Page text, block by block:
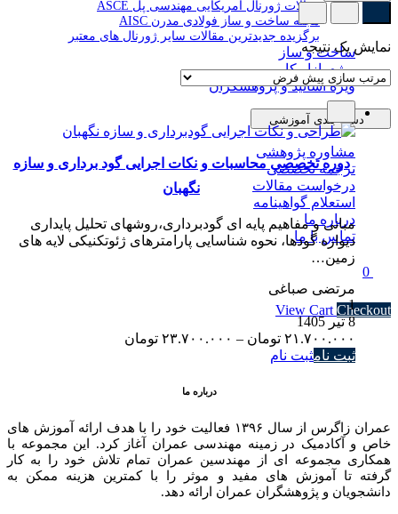
مقالات ژورنال آمریکایی مهندسی پل ASCE
مجله ساخت و ساز فولادی مدرن AISC
برگزیده جدیدترین مقالات سایر ژورنال های معتبر
ساخت و ساز
ویژه بازار کار
ویژه اساتید و پژوهشگران
دسته بندی آموزشی
مشاوره پژوهشی
ترجمه تخصصی
درخواست مقالات
استعلام گواهینامه
درباره ما
تماس با ما
0
Subtotal ۰ تومان
View Cart Checkout
نمایش یک نتیجه
دوره تخصصی محاسبات و نکات اجرایی گود برداری و سازه
نگهبان
مبانی و مفاهیم پایه ای گودبرداری،روشهای تحلیل پایداری
دیواره گودها، نحوه شناسایی پارامترهای ژئوتکنیکی لایه های
زمین…
مرتضی صباغی
1
8 تیر 1405
۲۱.۷۰۰.۰۰۰ تومان – ۲۳.۷۰۰.۰۰۰ تومان
ثبت نامثبت نام
درباره ما
عمران زاگرس از سال ۱۳۹۶ فعالیت خود را با هدف ارائه آموزش های
خاص و آکادمیک در زمینه مهندسی عمران آغاز کرد. این مجموعه با
همکاری مجموعه ای از مهندسین عمران تمام تلاش خود را به کار
گرفته تا آموزش های مفید و موثر را با کمترین هزینه ممکن به
دانشجویان و پژوهشگران عمران ارائه دهد.